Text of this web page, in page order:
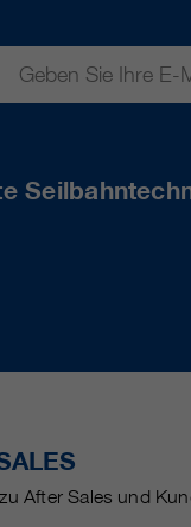
After Sales und